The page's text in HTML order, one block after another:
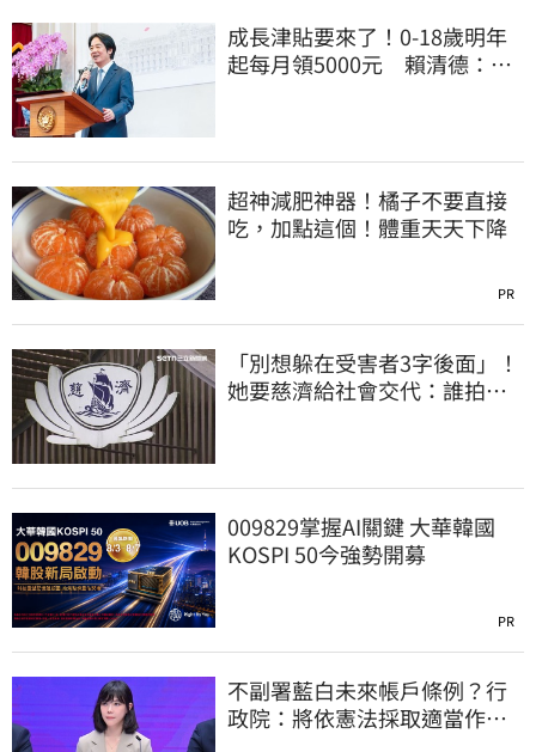
成長津貼要來了！0-18歲明年
起每月領5000元 賴清德：此
超神減肥神器！橘子不要直接
吃，加點這個！體重天天下降
PR
「別想躲在受害者3字後面」！
她要慈濟給社會交代：誰拍板
009829掌握AI關鍵 大華韓國
KOSPI 50今強勢開募
PR
不副署藍白未來帳戶條例？行
政院：將依憲法採取適當作